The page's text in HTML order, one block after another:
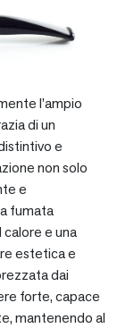
l’ampio
di un
e
non solo
e
fumata
e una
estetica e
dai
forte, capace
mantenendo al